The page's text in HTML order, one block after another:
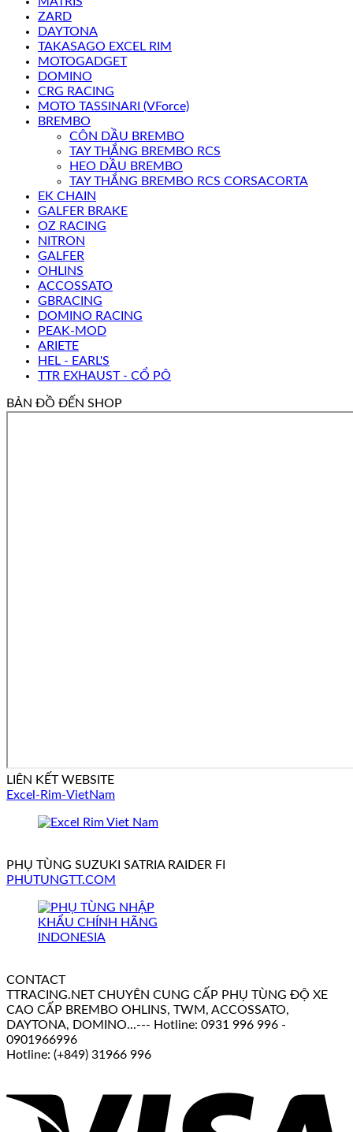
ZARD
DAYTONA
TAKASAGO EXCEL RIM
MOTOGADGET
DOMINO
CRG RACING
MOTO TASSINARI (VForce)
BREMBO
CÔN DẦU BREMBO
TAY THẮNG BREMBO RCS
HEO DẦU BREMBO
TAY THẮNG BREMBO RCS CORSACORTA
EK CHAIN
GALFER BRAKE
OZ RACING
NITRON
GALFER
OHLINS
ACCOSSATO
GBRACING
DOMINO RACING
PEAK-MOD
ARIETE
HEL - EARL'S
TTR EXHAUST - CỔ PÔ
BẢN ĐỒ ĐẾN SHOP
LIÊN KẾT WEBSITE
Excel-Rim-VietNam
PHỤ TÙNG SUZUKI SATRIA RAIDER FI
PHUTUNGTT.COM
CONTACT
TTRACING.NET CHUYÊN CUNG CẤP PHỤ TÙNG ĐỘ XE
CAO CẤP BREMBO OHLINS, TWM, ACCOSSATO,
DAYTONA, DOMINO...--- Hotline: 0931 996 996 -
0901966996
Hotline: (+849) 31966 996